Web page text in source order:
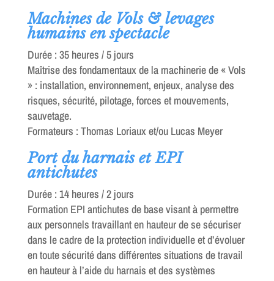
Machines de Vols & levages
humains en spectacle
Durée : 35 heures / 5 jours
Maîtrise des fondamentaux de la machinerie de « Vols
» : installation, environnement, enjeux, analyse des
risques, sécurité, pilotage, forces et mouvements,
sauvetage.
Formateurs : Thomas Loriaux et/ou Lucas Meyer
Port du harnais et EPI
antichutes
Durée : 14 heures / 2 jours
Formation EPI antichutes de base visant à permettre
aux personnels travaillant en hauteur de se sécuriser
dans le cadre de la protection individuelle et d’évoluer
en toute sécurité dans différentes situations de travail
en hauteur à l’aide du harnais et des systèmes